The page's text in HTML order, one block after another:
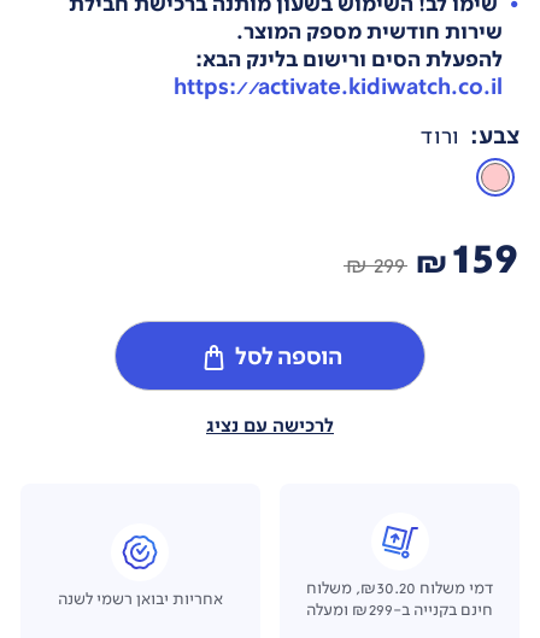
שירות חודשית מספק המוצר.
להפעלת הסים ורישום בלינק הבא:
https://activate.kidiwatch.co.il
צבע: ורוד
159
₪
299 ₪
הוספה לסל
לרכישה עם נציג
דמי משלוח ₪30.20, משלוח
חינם בקנייה ב-₪299 ומעלה
אחריות יבואן רשמי לשנה